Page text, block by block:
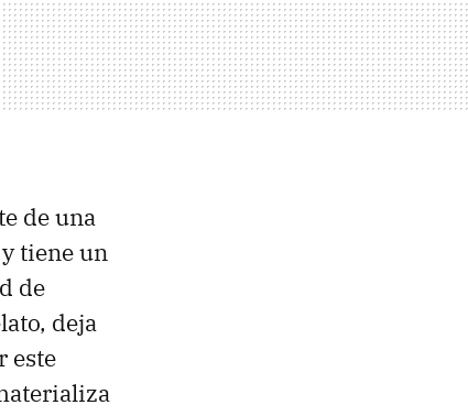
de una
tiene un
de
deja
este